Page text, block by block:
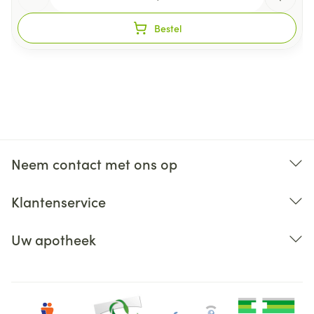
Bestel
Neem contact met ons op
Klantenservice
Uw apotheek